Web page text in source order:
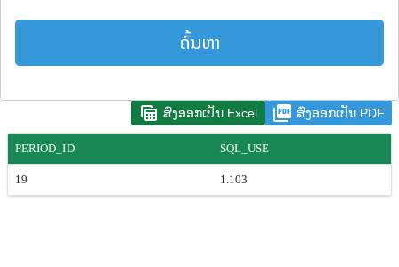
ຄົ້ນຫາ
table_view ສົ່ງອອກເປັນ Excel picture_as_pdf ສົ່ງອອກເປັນ PDF
PERIOD_ID
SQL_USE
19
1.103